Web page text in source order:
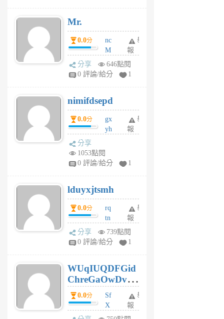
Mr.
0.0分
nc
M
U
F
U
5
個
月
舉
報
分享
646點閱
0 評論/給分
1
nimifdsepd
0.0分
gx
yh
jl
月
前
舉
報
分享
1053點閱
0 評論/給分
1
lduyxjtsmh
0.0分
rq
tn
jt
gl
個
月
前
舉
報
分享
739點閱
0 評論/給分
1
WUqIUQDFGid
ChreGaOwDv
dY0.0分
Sf
X
Pe
舉
報